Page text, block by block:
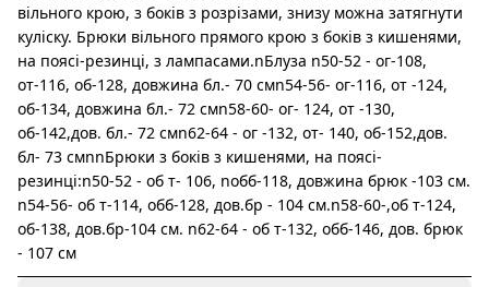
вільного крою, з боків з розрізами, знизу можна затягнути
куліску. Брюки вільного прямого крою з боків з кишенями,
на поясі-резинці, з лампасами.nБлуза n50-52 - ог-108,
от-116, об-128, довжина бл.- 70 смn54-56- ог-116, от -124,
об-134, довжина бл.- 72 смn58-60- ог- 124, от -130,
об-142,дов. бл.- 72 смn62-64 - ог -132, от- 140, об-152,дов.
бл- 73 смnnБрюки з боків з кишенями, на поясі-
резинці:n50-52 - об т- 106, nобб-118, довжина брюк -103 см.
n54-56- об т-114, обб-128, дов.бр - 104 см.n58-60-,об т-124,
об-138, дов.бр-104 см. n62-64 - об т-132, обб-146, дов. брюк
- 107 см